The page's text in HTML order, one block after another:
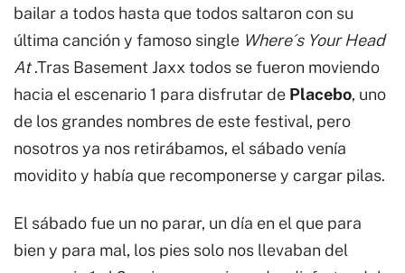
bailar a todos hasta que todos saltaron con su
última canción y famoso single Where´s Your Head
At.Tras Basement Jaxx todos se fueron moviendo
hacia el escenario 1 para disfrutar de Placebo, uno
de los grandes nombres de este festival, pero
nosotros ya nos retirábamos, el sábado venía
movidito y había que recomponerse y cargar pilas.
El sábado fue un no parar, un día en el que para
bien y para mal, los pies solo nos llevaban del